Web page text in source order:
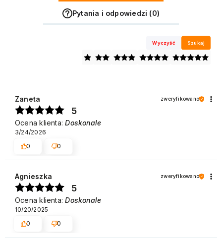
Pytania i odpowiedzi (0)
Wyczyść Szukaj
Zaneta zweryfikowano
5
Ocena klienta:Doskonale
3/24/2026
0
0
Agnieszka zweryfikowano
5
Ocena klienta:Doskonale
10/20/2025
0
0